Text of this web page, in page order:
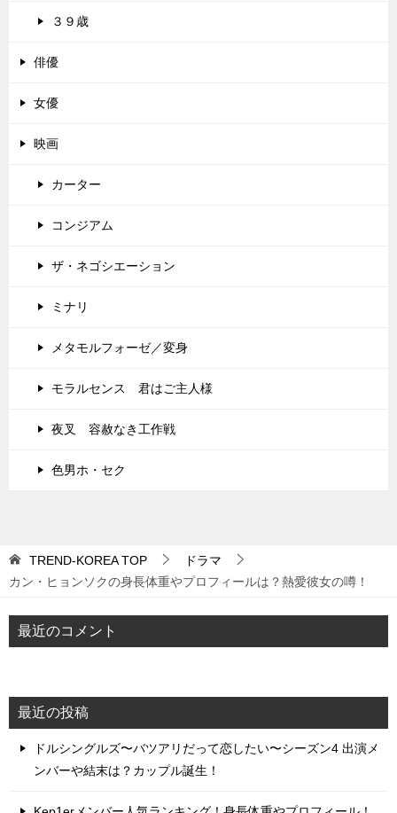
３９歳
俳優
女優
映画
カーター
コンジアム
ザ・ネゴシエーション
ミナリ
メタモルフォーゼ／変身
モラルセンス 君はご主人様
夜叉 容赦なき工作戦
色男ホ・セク
TREND-KOREATOP
ドラマ
カン・ヒョンソクの身長体重やプロフィールは？熱愛彼女の噂！
最近のコメント
最近の投稿
ドルシングルズ〜バツアリだって恋したい〜シーズン4 出演メ
ンバーや結末は？カップル誕生！